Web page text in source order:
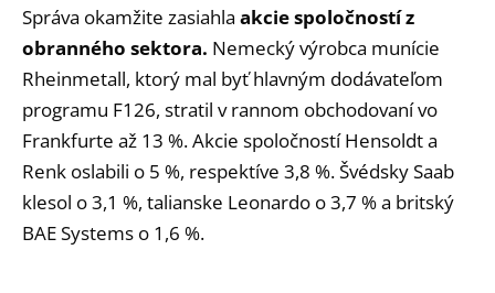
Správa okamžite zasiahla akcie spoločností z
obranného sektora. Nemecký výrobca munície
Rheinmetall, ktorý mal byť hlavným dodávateľom
programu F126, stratil v rannom obchodovaní vo
Frankfurte až 13 %. Akcie spoločností Hensoldt a
Renk oslabili o 5 %, respektíve 3,8 %. Švédsky Saab
klesol o 3,1 %, talianske Leonardo o 3,7 % a britský
BAE Systems o 1,6 %.